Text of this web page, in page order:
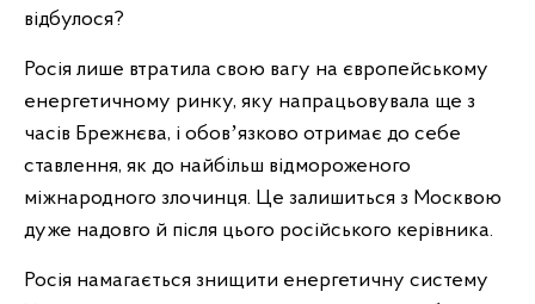
відбулося?
Росія лише втратила свою вагу на європейському
енергетичному ринку, яку напрацьовувала ще з
часів Брежнєва, і обовʼязково отримає до себе
ставлення, як до найбільш відмороженого
міжнародного злочинця. Це залишиться з Москвою
дуже надовго й після цього російського керівника.
Росія намагається знищити енергетичну систему